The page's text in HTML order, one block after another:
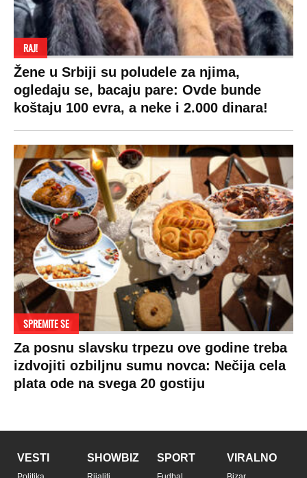
RAJ!
Žene u Srbiji su poludele za njima,
ogledaju se, bacaju pare: Ovde bunde
koštaju 100 evra, a neke i 2.000 dinara!
SPREMITE SE
Za posnu slavsku trpezu ove godine treba
izdvojiti ozbiljnu sumu novca: Nečija cela
plata ode na svega 20 gostiju
VESTI SHOWBIZ SPORT VIRALNO